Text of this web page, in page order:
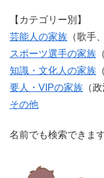
【カテゴリー別】
芸能人の家族 （歌手
スポーツ選手の家族
知識・文化人の家族
要人・VIPの家族 （
その他
名前でも検索できま